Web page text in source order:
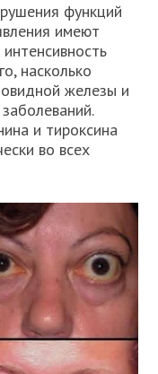
функций
имеют
насколько
железы и
и тироксина
во всех